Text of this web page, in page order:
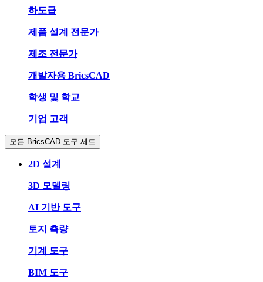
하도급
제품 설계 전문가
제조 전문가
개발자용 BricsCAD
학생 및 학교
기업 고객
모든 BricsCAD 도구 세트
2D 설계
3D 모델링
AI 기반 도구
토지 측량
기계 도구
BIM 도구